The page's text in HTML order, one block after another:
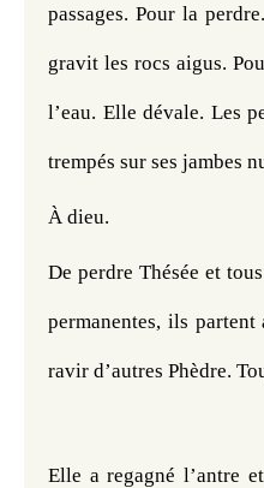
passages. Pour la
gravit les rocs aigus.
l’eau. Elle dévale. Les
trempés sur ses jambes
À dieu.
De perdre Thésée et
permanentes, ils partent
ravir d’autres Phèdre.
Elle a regagné l’antre